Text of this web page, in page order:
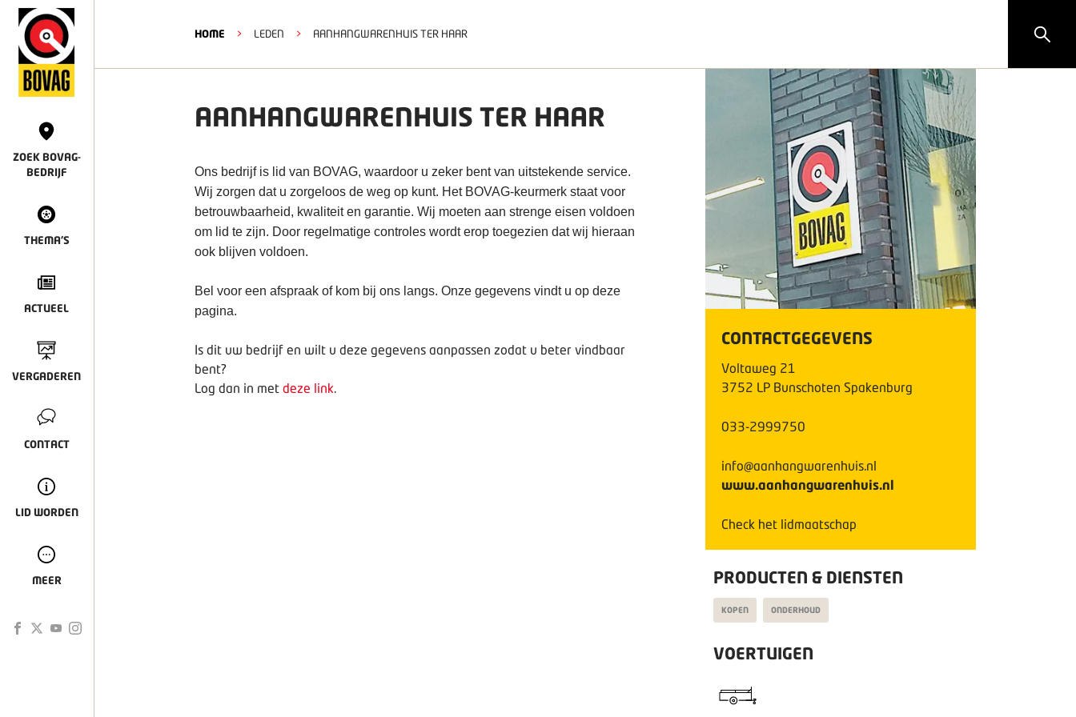
ZOEK BOVAG-
BEDRIJF
THEMA'S
ACTUEEL
VERGADEREN
CONTACT
LID WORDEN
MEER
HOME > LEDEN > AANHANGWARENHUIS TER HAAR
AANHANGWARENHUIS TER HAAR
Ons bedrijf is lid van BOVAG, waardoor u zeker bent van uitstekende service.
Wij zorgen dat u zorgeloos de weg op kunt. Het BOVAG-keurmerk staat voor
betrouwbaarheid, kwaliteit en garantie. Wij moeten aan strenge eisen voldoen
om lid te zijn. Door regelmatige controles wordt erop toegezien dat wij hieraan
ook blijven voldoen.
Bel voor een afspraak of kom bij ons langs. Onze gegevens vindt u op deze
pagina.
Is dit uw bedrijf en wilt u deze gegevens aanpassen zodat u beter vindbaar
bent?
Log dan in met deze link.
CONTACTGEGEVENS
Voltaweg 21
3752 LP Bunschoten Spakenburg
033-2999750
info@aanhangwarenhuis.nl
www.aanhangwarenhuis.nl
Check het lidmaatschap
PRODUCTEN & DIENSTEN
KOPEN ONDERHOUD
VOERTUIGEN